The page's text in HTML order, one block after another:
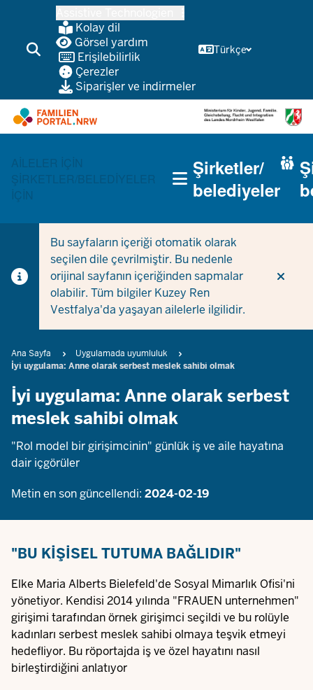
Kolay dil
Görsel yardım
Erişilebilirlik
Çerezler
Siparişler ve indirmeler
Türkçe
AILELER IÇIN
ŞIRKETLER/BELEDIYELER
IÇIN
(TRÄGERBEREICH)
Şirketler/
belediyeler
Bu sayfaların içeriği otomatik olarak
seçilen dile çevrilmiştir. Bu nedenle
orijinal sayfanın içeriğinden sapmalar
olabilir. Tüm bilgiler Kuzey Ren
Vestfalya'da yaşayan ailelerle ilgilidir.
Breadcrumb
Ana Sayfa
Uygulamada uyumluluk
İyi uygulama: Anne olarak serbest meslek sahibi olmak
İyi uygulama: Anne olarak serbest
meslek sahibi olmak
"Rol model bir girişimcinin" günlük iş ve aile hayatına
dair içgörüler
Metin en son güncellendi: 2024-02-19
"BU KIŞISEL TUTUMA BAĞLIDIR"
Elke Maria Alberts Bielefeld'de Sosyal Mimarlık Ofisi'ni
yönetiyor. Kendisi 2014 yılında "FRAUEN unternehmen"
girişimi tarafından örnek girişimci seçildi ve bu rolüyle
kadınları serbest meslek sahibi olmaya teşvik etmeyi
hedefliyor. Bu röportajda iş ve özel hayatını nasıl
birleştirdiğini anlatıyor